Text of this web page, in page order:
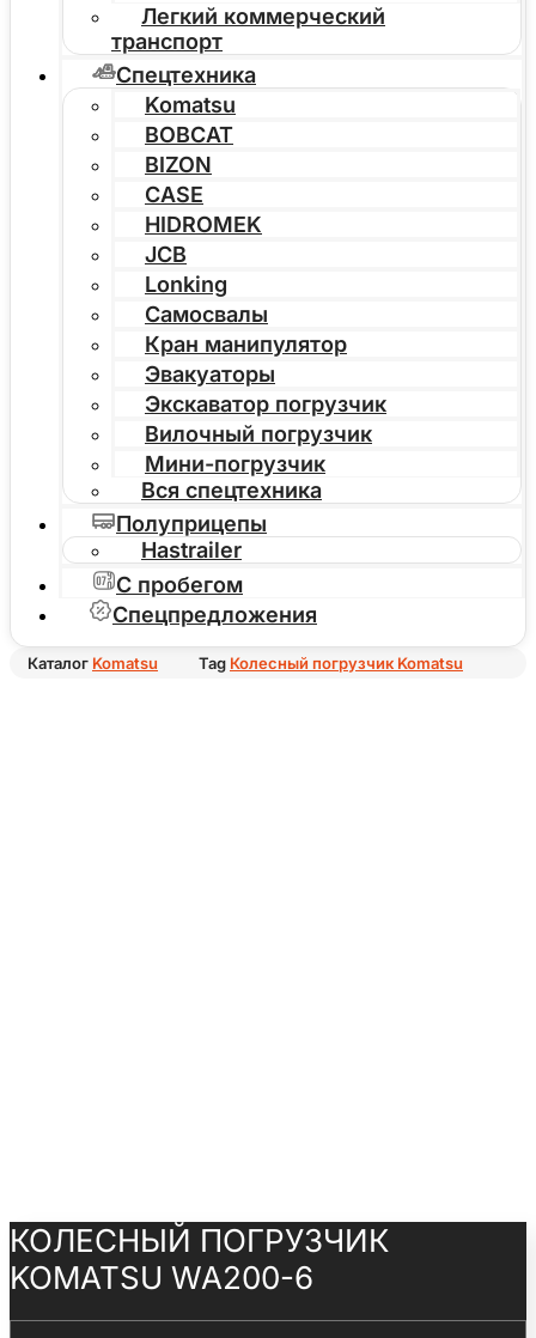
Легкий коммерческий
транспорт
Спецтехника
Komatsu
BOBCAT
BIZON
CASE
HIDROMEK
JCB
Lonking
Самосвалы
Кран манипулятор
Эвакуаторы
Экскаватор погрузчик
Вилочный погрузчик
Мини-погрузчик
Вся спецтехника
Полуприцепы
Hastrailer
С пробегом
Спецпредложения
Каталог Komatsu Tag Колесный погрузчик Komatsu
КОЛЕСНЫЙ ПОГРУЗЧИК
KOMATSU WA200-6